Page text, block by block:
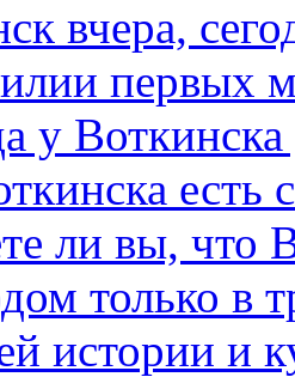
вчера,
первых
у
есть
ли вы, что
только в
истории и